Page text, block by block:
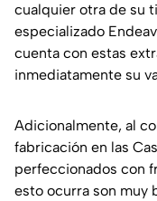
cualquier otra de su
especializado
cuenta con estas
inmediatamente su
Adicionalmente, al
fabricación en las
perfeccionados con
esto ocurra son muy